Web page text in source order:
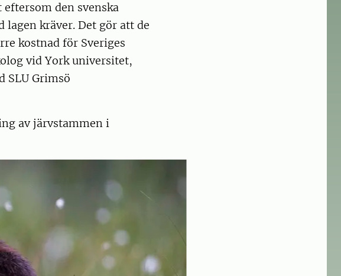
den svenska
kräver. Det gör att de
kostnad för Sveriges
vid York universitet,
SLU Grimsö
av järvstammen i